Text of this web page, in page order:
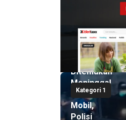
Kategori 1
2 hari lalu
Pemilik
Royal
Phone
Ditemukan
Meninggal
di Dalam
Mobil,
Polisi